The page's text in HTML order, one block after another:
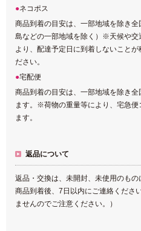
ネコポス
商品到着の目安は、一部地域を除き
島などの一部地域を除く）※天候や交
より、配達予定日に到着しないこと
ださい。
宅配便
商品到着の目安は、一部地域を除き
ます。※荷物の重量等により、宅急便
ます。
返品について
返品・交換は、未開封、未使用のもの
商品到着後、7日以内にご連絡くださ
ませんのでご注意ください。）